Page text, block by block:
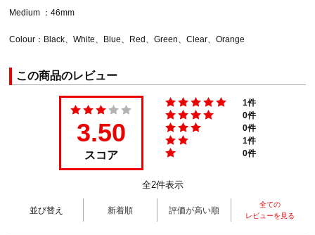
Medium ：46mm
Colour：Black、White、Blue、Red、Green、Clear、Orange
この商品のレビュー
3.50
スコア
1件
0件
0件
1件
0件
全2件表示
並び替え 新着順 評価が高い順
全ての
レビューを見る